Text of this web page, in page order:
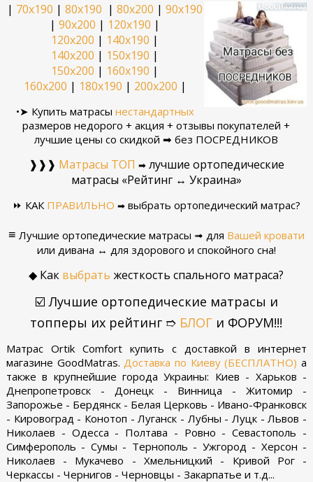
| 70х190 |80x190 |80х200 |90х190
|90х200 | 120х190 |
120х200 | 140х190 |
140х200 | 150х190 |
150х200 | 160х190 |
160х200 | 180х190 | 200х200 |
•➤ Купить матрасы нестандартных
размеров недорого + акция + отзывы покупателей +
лучшие цены со скидкой ➡ без ПОСРЕДНИКОВ
❱❱❱ Матрасы ТОП ➡лучшие ортопедические
матрасы «Рейтинг ↔ Украина»
⏩ КАК ПРАВИЛЬНО ➡выбрать ортопедический матрас?
≡ Лучшие ортопедические матрасы ➟ для Вашей кровати
или дивана ↔ для здорового и спокойного сна!
◆ Как выбрать жесткость спального матраса?
☑️ Лучшие ортопедические матрасы и
топперы их рейтинг ➱ БЛОГ и ФОРУМ!!!
Матрас Ortik Comfort купить с доставкой в интернет
магазине GoodMatras. Доставка по Киеву (БЕСПЛАТНО) а
также в крупнейшие города Украины: Киев - Харьков -
Днепропетровск - Донецк - Винница - Житомир -
Запорожье - Бердянск - Белая Церковь - Ивано-Франковск
- Кировоград - Конотоп - Луганск - Лубны - Луцк - Львов -
Николаев - Одесса - Полтава - Ровно - Севастополь -
Симферополь - Сумы - Тернополь - Ужгород - Херсон -
Николаев - Мукачево - Хмельницкий - Кривой Рог -
Черкассы - Чернигов - Черновцы - Закарпатье и т.д...